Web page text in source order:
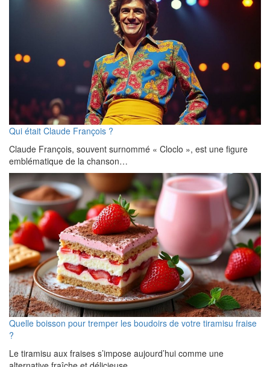
Qui était Claude François ?
Claude François, souvent surnommé « Cloclo », est une figure
emblématique de la chanson…
Quelle boisson pour tremper les boudoirs de votre tiramisu fraise
?
Le tiramisu aux fraises s’impose aujourd’hui comme une